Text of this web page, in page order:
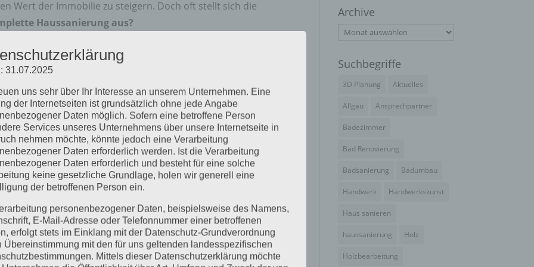
Wert der Immobilie zu steigern. Doch oft stellt sich die
Haussanierung aus?
und einem erfahrenen Sanierungsbetrieb wie
viel erreichen.
eigentlich?
den baulichen Zustand eines Hauses verbessern. Das kann
neue Fenster),Innenausbau(Böden, Wände, Bäder,
(Heizung, Elektro, Sanitär) betreffen.
sich in der Regel mehrere dieser Bereiche gleichzeitig
gesetzt werden.
sind mit 150.000 € realistisch?
Standard können mit 150.000 Euro beispielsweise
Archive
Archive
Suchbegriffe
3D Planung Aktuelles
Allgäu Ansprechpartner
Badezimmer
Bad Renovierung
Badsanierung Badumbau
Handwerk Handwerkskunst
Haus sanieren
haussanierung Holz
Holzbearbeitung
31.07.2025
uns sehr über Ihr Interesse an unserem Unternehmen. Eine
der Internetseiten ist grundsätzlich ohne jede Angabe
Daten möglich. Sofern eine betroffene Person
Services unseres Unternehmens über unsere Internetseite in
nehmen möchte, könnte jedoch eine Verarbeitung
Daten erforderlich werden. Ist die Verarbeitung
Daten erforderlich und besteht für eine solche
keine gesetzliche Grundlage, holen wir generell eine
der betroffenen Person ein.
personenbezogener Daten, beispielsweise des Namens,
E-Mail-Adresse oder Telefonnummer einer betroffenen
erfolgt stets im Einklang mit der Datenschutz-Grundverordnung
Übereinstimmung mit den für uns geltenden landesspezifischen
Mittels dieser Datenschutzerklärung möchte